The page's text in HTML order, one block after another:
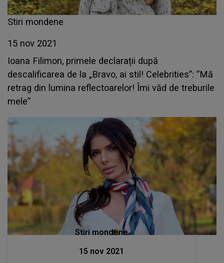
Stiri mondene
15 nov 2021
Ioana Filimon, primele declarații după
descalificarea de la „Bravo, ai stil! Celebrities”: ”Mă
retrag din lumina reflectoarelor! Îmi văd de treburile
mele”
Stiri mondene
15 nov 2021